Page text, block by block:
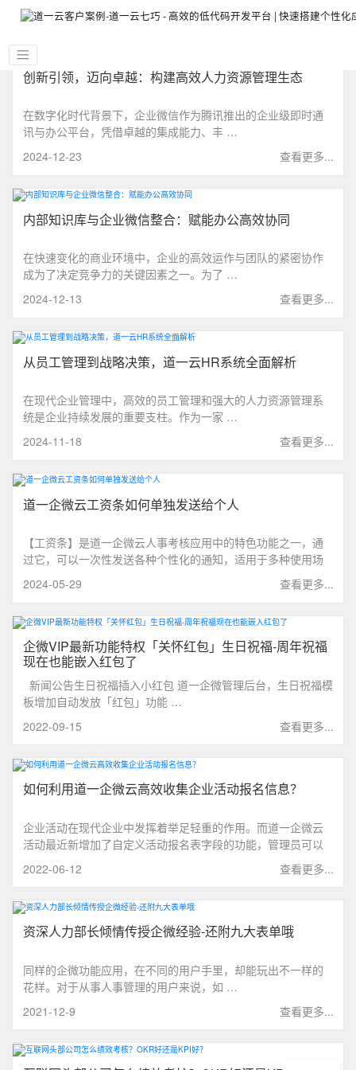
创新引领，迈向卓越：构建高效人力资源管理生态
在数字化时代背景下，企业微信作为腾讯推出的企业级即时通
讯与办公平台，凭借卓越的集成能力、丰 …
查看更多...
2024-12-23
内部知识库与企业微信整合：赋能办公高效协同
在快速变化的商业环境中，企业的高效运作与团队的紧密协作
成为了决定竞争力的关键因素之一。为了 …
查看更多...
2024-12-13
从员工管理到战略决策，道一云HR系统全面解析
在现代企业管理中，高效的员工管理和强大的人力资源管理系
统是企业持续发展的重要支柱。作为一家 …
查看更多...
2024-11-18
道一企微云工资条如何单独发送给个人
【工资条】是道一企微云人事考核应用中的特色功能之一，通
过它，可以一次性发送各种个性化的通知，适用于多种使用场
景，如工资条发放、活动入场券分发、员工午餐费用核对等
等，是一个能取代邮件、短信等低效的传统通知方式的工具。
查看更多...
2024-05-29
企微VIP最新功能特权「关怀红包」生日祝福-周年祝福
现在也能嵌入红包了
新闻公告生日祝福插入小红包 道一企微管理后台，生日祝福模
板增加自动发放「红包」功能 …
查看更多...
2022-09-15
如何利用道一企微云高效收集企业活动报名信息？
企业活动在现代企业中发挥着举足轻重的作用。而道一企微云
活动最近新增加了自定义活动报名表字段的功能，管理员可以
根据不同的活动场景，灵活设计报名表内的字段信息，更加方
便活动组织方快速地收集用户信息。大概还有很多人不知道企
查看更多...
2022-06-12
资深人力部长倾情传授企微经验-还附九大表单哦
同样的企微功能应用，在不同的用户手里，却能玩出不一样的
花样。对于从事人事管理的用户来说，如 …
查看更多...
2021-12-9